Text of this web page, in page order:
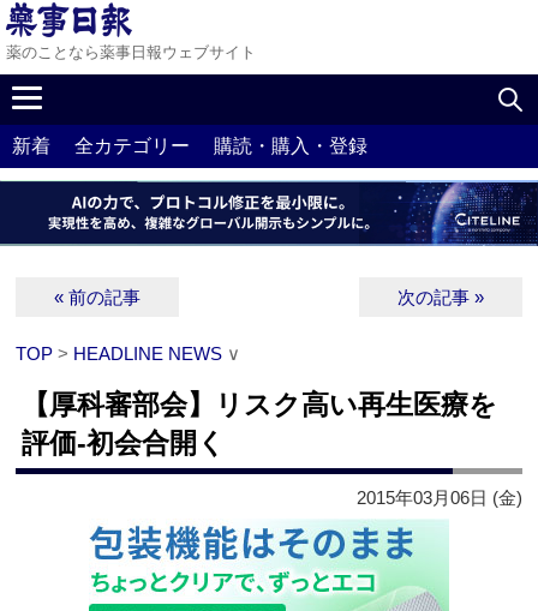
薬のことなら薬事日報ウェブサイト
新着 全カテゴリー 購読・購入・登録
« 前の記事 次の記事 »
TOP > HEADLINE NEWS ∨
【厚科審部会】リスク高い再生医療を
評価‐初会合開く
2015年03月06日 (金)